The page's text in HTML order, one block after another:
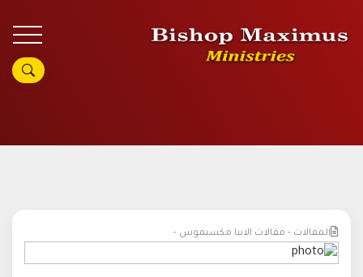
المقالات - مقالات الانبا مكسيموس -